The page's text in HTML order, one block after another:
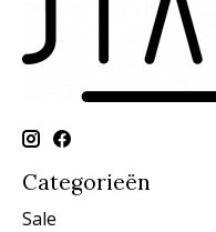
Categorieën
Sale